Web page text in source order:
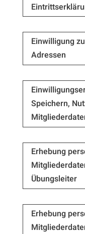
Einwilligung
Adressen
Speichern,
Erhebung
Übungsleiter
Erhebung